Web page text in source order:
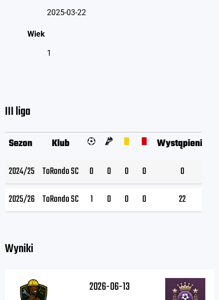
2025-03-22
Wiek
1
III liga
Sezon Klub Wystąpienia
2024/25 ToRondo SC 0 0 0 0
0
2025/26 ToRondo SC 1 0 0 0 22
Wyniki
2026-06-13